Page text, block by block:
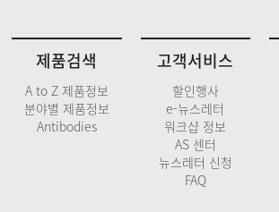
제품검색
A to Z 제품정보
분야별 제품정보
Antibodies
고객서비스
할인행사
e-뉴스레터
워크샵 정보
AS 센터
뉴스레터 신청
FAQ